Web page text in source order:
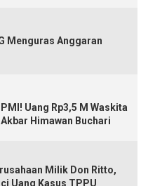
Menguras Anggaran
Uang Rp3,5 M Waskita
Himawan Buchari
Milik Don Ritto,
Uang Kasus TPPU